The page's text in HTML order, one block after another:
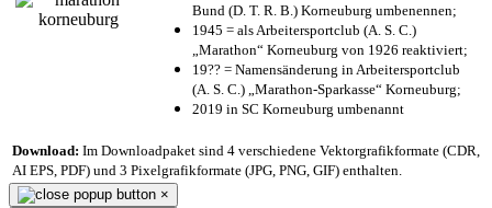
Bund (D. T. R. B.) Korneuburg umbenennen;
1945 = als Arbeitersportclub (A. S. C.)
„Marathon“ Korneuburg von 1926 reaktiviert;
19?? = Namensänderung in Arbeitersportclub
(A. S. C.) „Marathon-Sparkasse“ Korneuburg;
2019 in SC Korneuburg umbenannt
Download: Im Downloadpaket sind 4 verschiedene Vektorgrafikformate (CDR,
AI EPS, PDF) und 3 Pixelgrafikformate (JPG, PNG, GIF) enthalten.
×